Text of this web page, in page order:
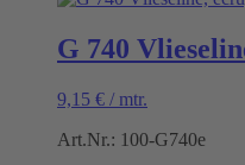
G 740
9,15 € / mtr.
Art.Nr.: 100-G740e